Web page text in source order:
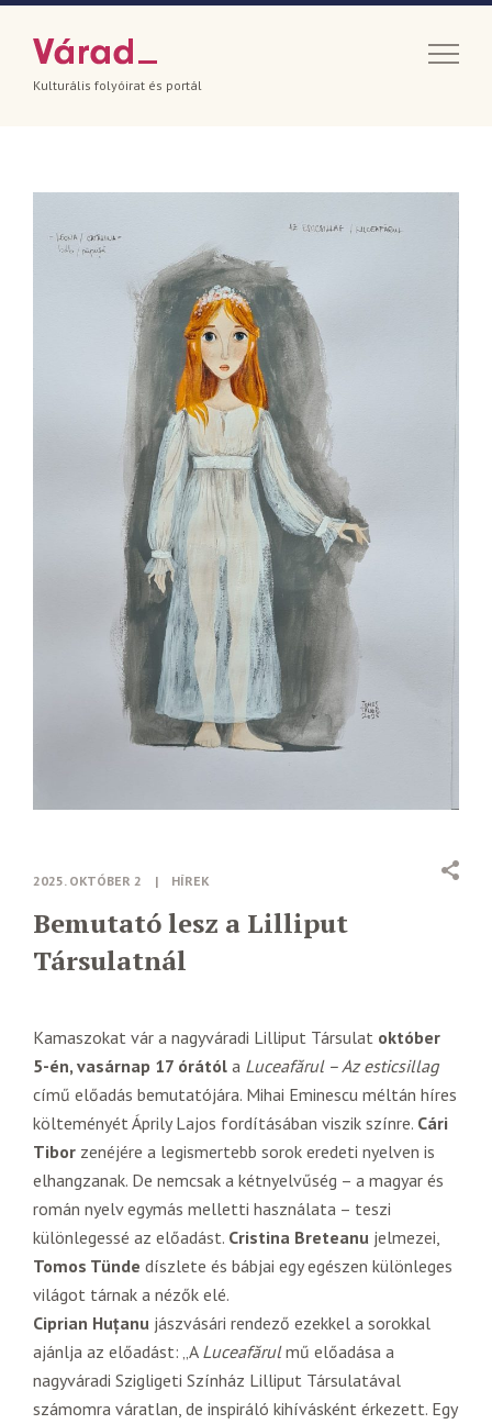
Kulturális folyóirat és portál
2025. OKTÓBER 2 | HÍREK
Bemutató lesz a Lilliput
Társulatnál
Kamaszokat vár a nagyváradi Lilliput Társulat október
5-én, vasárnap 17 órától a Luceafărul – Az esticsillag
című előadás bemutatójára. Mihai Eminescu méltán híres
költeményét Áprily Lajos fordításában viszik színre. Cári
Tibor zenéjére a legismertebb sorok eredeti nyelven is
elhangzanak. De nemcsak a kétnyelvűség – a magyar és
román nyelv egymás melletti használata – teszi
különlegessé az előadást. Cristina Breteanu jelmezei,
Tomos Tünde díszlete és bábjai egy egészen különleges
világot tárnak a nézők elé.
Ciprian Huțanu jászvásári rendező ezekkel a sorokkal
ajánlja az előadást: „A Luceafărulmű előadása a
nagyváradi Szigligeti Színház Lilliput Társulatával
számomra váratlan, de inspiráló kihívásként érkezett. Egy